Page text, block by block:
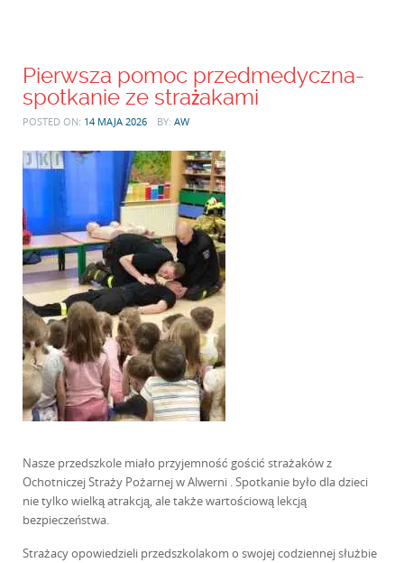
Pierwsza pomoc przedmedyczna-
spotkanie ze strażakami
POSTED ON: 14 MAJA 2026 BY: AW
Nasze przedszkole miało przyjemność gościć strażaków z
Ochotniczej Straży Pożarnej w Alwerni . Spotkanie było dla dzieci
nie tylko wielką atrakcją, ale także wartościową lekcją
bezpieczeństwa.
Strażacy opowiedzieli przedszkolakom o swojej codziennej służbie